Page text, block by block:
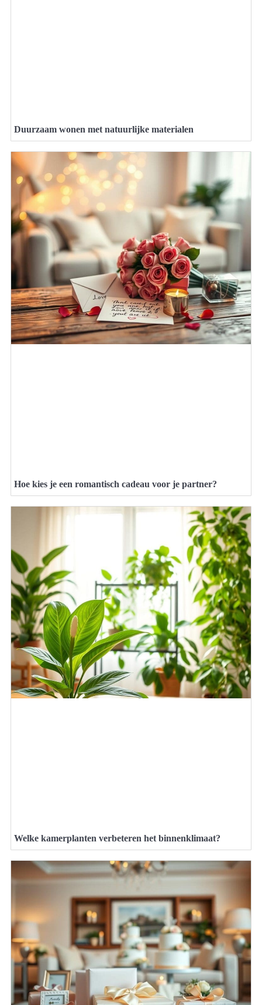
Duurzaam wonen met natuurlijke materialen
Hoe kies je een romantisch cadeau voor je partner?
Welke kamerplanten verbeteren het binnenklimaat?